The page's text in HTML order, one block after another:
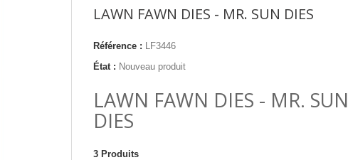
LAWN FAWN DIES - MR. SUN DIES
Référence : LF3446
État : Nouveau produit
LAWN FAWN DIES - MR. SUN
DIES
3 Produits